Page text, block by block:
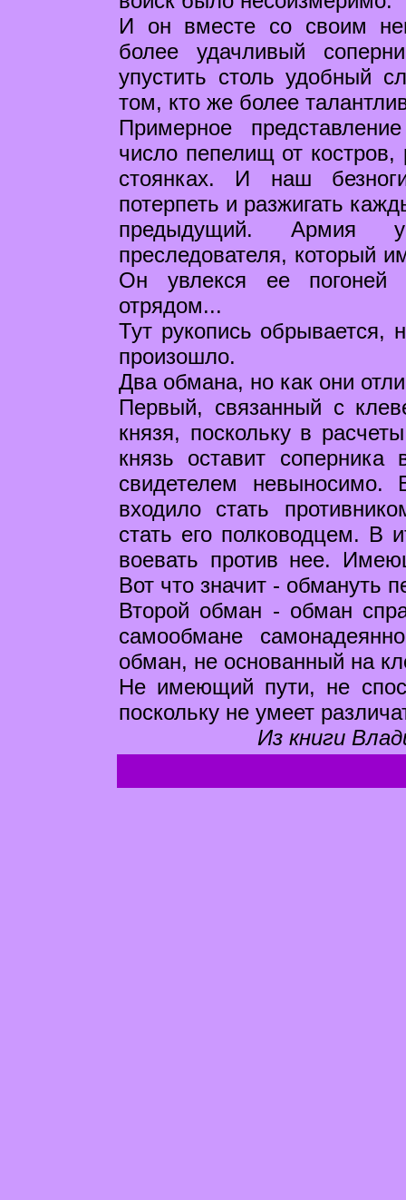
И он вместе со своим
более удачливый
упустить столь удобный
том, кто же более
Примерное
число пепелищ от
стоянках. И наш
потерпеть и разжигать
предыдущий. Армия
преследователя, который
Он увлекся ее
отрядом...
Тут рукопись
произошло.
Два обмана, но как они
Первый, связанный с
князя, поскольку в
князь оставит
свидетелем
входило стать
стать его полководцем. В
воевать против нее.
Вот что значит - обмануть
Второй обман - обман
самообмане
обман, не основанный на
Не имеющий пути, не
поскольку не умеет
Из книги